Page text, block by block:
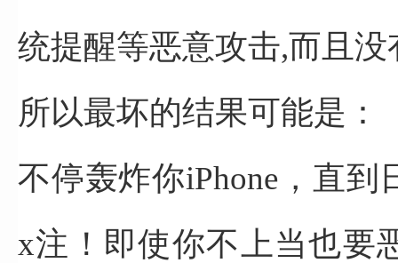
统提醒等恶意攻击,而且没
所以最坏的结果可能是：
不停轰炸你iPhone， 直到
x注！ 即使你不上当也